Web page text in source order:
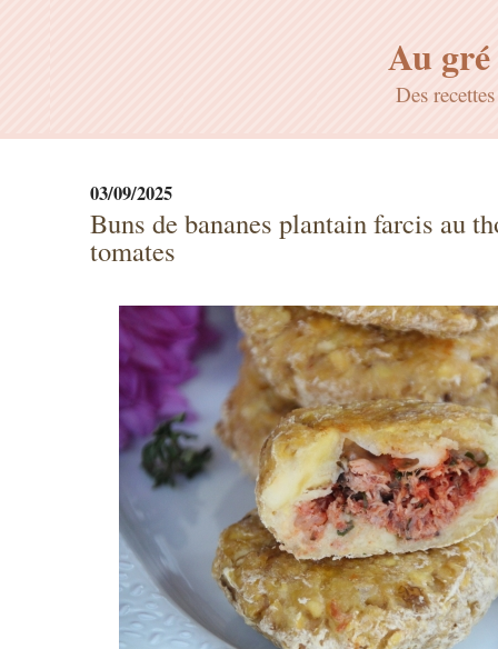
Au gré
Des
03/09/2025
Buns de bananes plantain farcis au
tomates